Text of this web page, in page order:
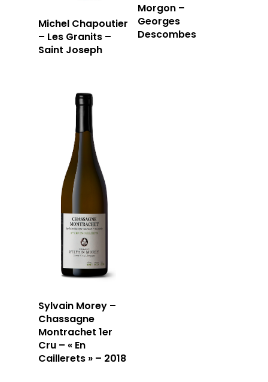
Michel Chapoutier
– Les Granits –
Saint Joseph
Morgon –
Georges
Descombes
Sylvain Morey –
Chassagne
Montrachet 1er
Cru – « En
Caillerets » – 2018